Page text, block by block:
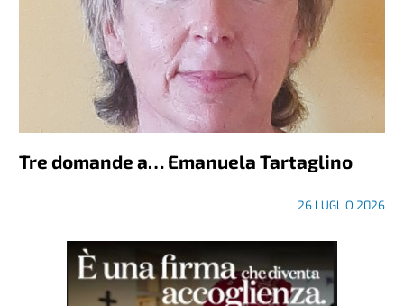
Tre domande a… Emanuela Tartaglino
26 LUGLIO 2026